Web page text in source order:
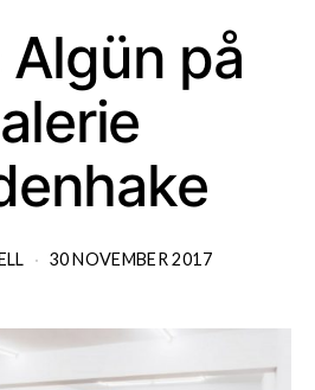
på
30 NOVEMBER 2017